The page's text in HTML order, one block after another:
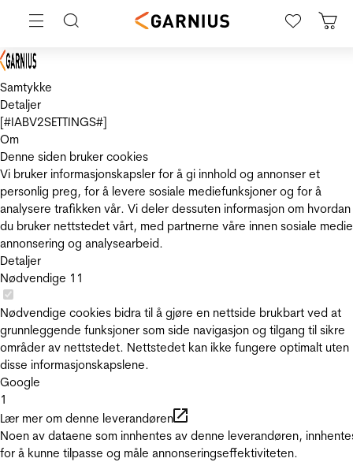
Samtykke
Detaljer
[#IABV2SETTINGS#]
Om
Denne siden bruker cookies
Vi bruker informasjonskapsler for å gi innhold og annonser et
personlig preg, for å levere sosiale mediefunksjoner og for å
analysere trafikken vår. Vi deler dessuten informasjon om hvordan
du bruker nettstedet vårt, med partnerne våre innen sosiale
annonsering og analysearbeid.
Detaljer
Nødvendige 11
Nødvendige cookies bidra til å gjøre en nettside brukbart ved at
grunnleggende funksjoner som side navigasjon og tilgang til sikre
områder av nettstedet. Nettstedet kan ikke fungere optimalt uten
disse informasjonskapslene.
Google
1
Lær mer om denne leverandøren
Noen av dataene som innhentes av denne leverandøren,
for å kunne tilpasse og måle annonseringseffektiviteten.